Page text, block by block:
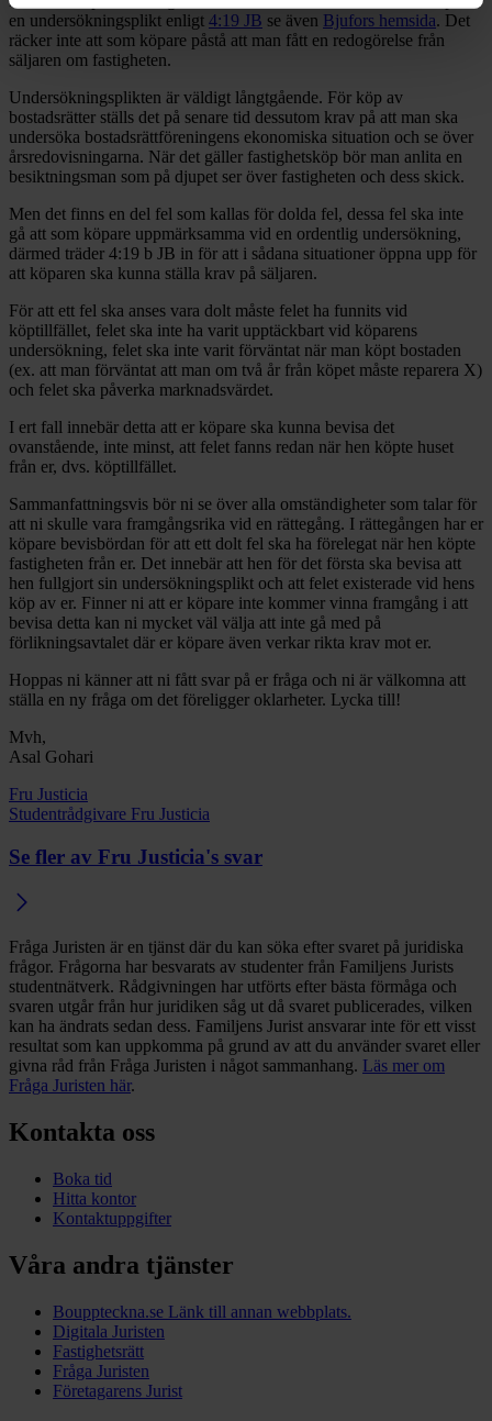
en undersökningsplikt enligt 4:19 JB se även Bjufors hemsida. Det
räcker inte att som köpare påstå att man fått en redogörelse från
säljaren om fastigheten.
Undersökningsplikten är väldigt långtgående. För köp av
bostadsrätter ställs det på senare tid dessutom krav på att man ska
undersöka bostadsrättföreningens ekonomiska situation och se över
årsredovisningarna. När det gäller fastighetsköp bör man anlita en
besiktningsman som på djupet ser över fastigheten och dess skick.
Men det finns en del fel som kallas för dolda fel, dessa fel ska inte
gå att som köpare uppmärksamma vid en ordentlig undersökning,
därmed träder 4:19 b JB in för att i sådana situationer öppna upp för
att köparen ska kunna ställa krav på säljaren.
För att ett fel ska anses vara dolt måste felet ha funnits vid
köptillfället, felet ska inte ha varit upptäckbart vid köparens
undersökning, felet ska inte varit förväntat när man köpt bostaden
(ex. att man förväntat att man om två år från köpet måste reparera X)
och felet ska påverka marknadsvärdet.
I ert fall innebär detta att er köpare ska kunna bevisa det
ovanstående, inte minst, att felet fanns redan när hen köpte huset
från er, dvs. köptillfället.
Sammanfattningsvis bör ni se över alla omständigheter som talar för
att ni skulle vara framgångsrika vid en rättegång. I rättegången har er
köpare bevisbördan för att ett dolt fel ska ha förelegat när hen köpte
fastigheten från er. Det innebär att hen för det första ska bevisa att
hen fullgjort sin undersökningsplikt och att felet existerade vid hens
köp av er. Finner ni att er köpare inte kommer vinna framgång i att
bevisa detta kan ni mycket väl välja att inte gå med på
förlikningsavtalet där er köpare även verkar rikta krav mot er.
Hoppas ni känner att ni fått svar på er fråga och ni är välkomna att
ställa en ny fråga om det föreligger oklarheter. Lycka till!
Mvh,
Asal Gohari
Fru Justicia
Studentrådgivare Fru Justicia
Se fler av Fru Justicia's svar
Fråga Juristen är en tjänst där du kan söka efter svaret på juridiska
frågor. Frågorna har besvarats av studenter från Familjens Jurists
studentnätverk. Rådgivningen har utförts efter bästa förmåga och
svaren utgår från hur juridiken såg ut då svaret publicerades, vilken
kan ha ändrats sedan dess. Familjens Jurist ansvarar inte för ett visst
resultat som kan uppkomma på grund av att du använder svaret eller
givna råd från Fråga Juristen i något sammanhang. Läs mer om
Fråga Juristen här.
Kontakta oss
Boka tid
Hitta kontor
Kontaktuppgifter
Våra andra tjänster
Bouppteckna.se Länk till annan webbplats.
Digitala Juristen
Fastighetsrätt
Fråga Juristen
Företagarens Jurist